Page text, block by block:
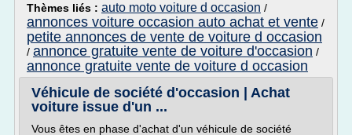
Thèmes liés : auto moto voiture d occasion /
annonces voiture occasion auto achat et vente /
petite annonces de vente de voiture d occasion
/ annonce gratuite vente de voiture d'occasion /
annonce gratuite vente de voiture d occasion
Véhicule de société d'occasion | Achat
voiture issue d'un ...
Vous êtes en phase d'achat d'un véhicule de société